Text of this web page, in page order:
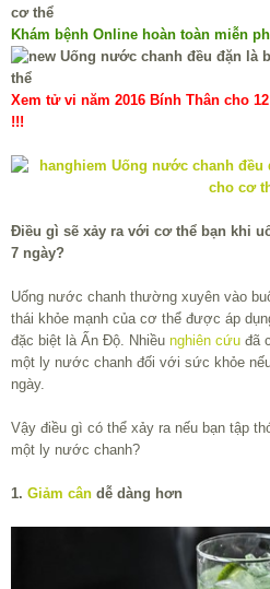
Khám bệnh Online hoàn toàn miễn
Xem tử vi năm 2016 Bính Thân cho
!!!
Điều gì sẽ xảy ra với cơ thể bạn khi
7 ngày?
Uống nước chanh thường xuyên vào
thái khỏe mạnh của cơ thể được áp
đặc biệt là Ấn Độ. Nhiều nghiên cứu đã
một ly nước chanh đối với sức khỏe
ngày.
Vậy điều gì có thể xảy ra nếu bạn tập
một ly nước chanh?
1. Giảm cân dễ dàng hơn